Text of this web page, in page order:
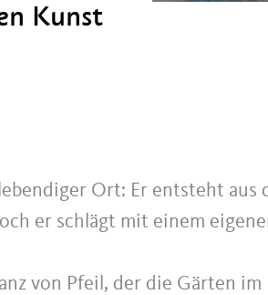
Kunst
Ort: Er entsteht aus
er schlägt mit einem
von Pfeil, der die Gärten